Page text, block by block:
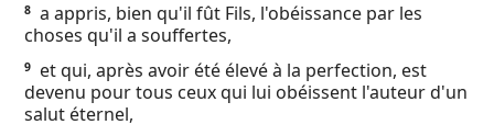
8 a appris, bien qu'il fût Fils, l'obéissance par les
choses qu'il a souffertes,
9
et qui, après avoir été élevé à la perfection, est
devenu pour tous ceux qui lui obéissent l'auteur d'un
salut éternel,